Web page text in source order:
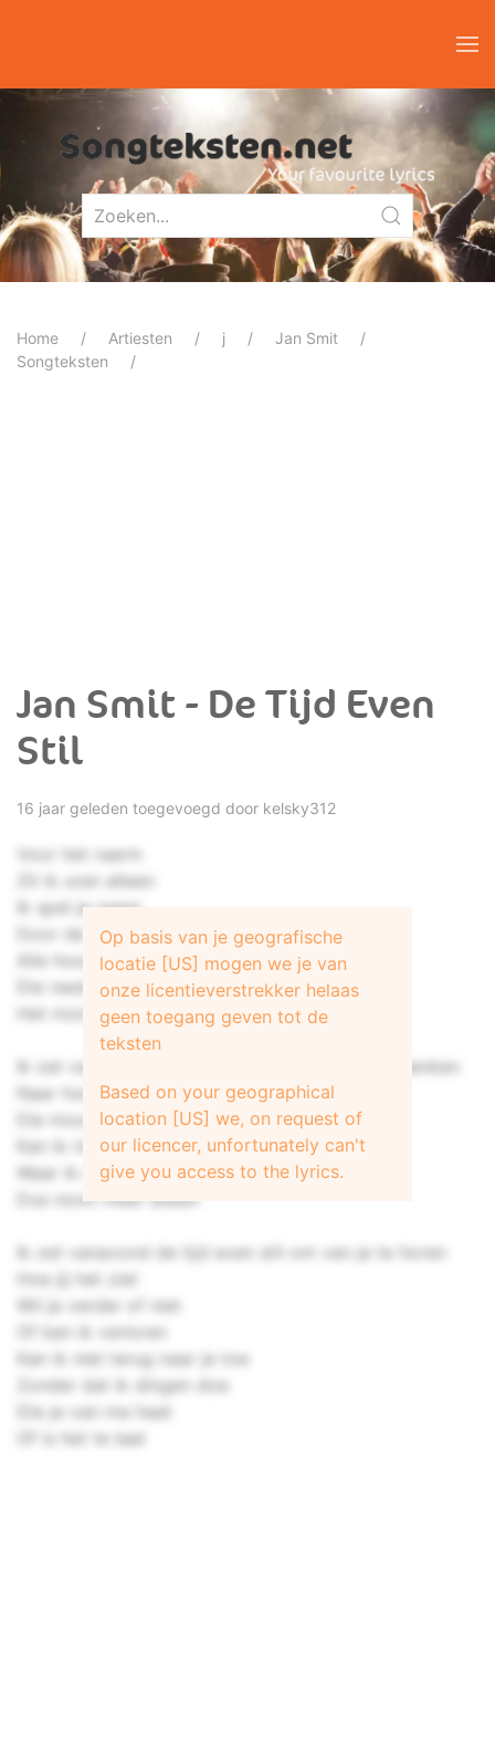
Home Artiesten j
Jan Smit
Songteksten
Jan Smit - De Tijd Even
Stil
16 jaar geleden toegevoegd door kelsky312
Voor het raarm
Zit ik uren alleen
Ik spel je naam
Door de buien heen
Alle hoop in mij
Die reeds vervlogen is
Het moment dat ik jou hier zo mis
Ik zet vanavond de tijd even stil om aan je te denken
Naar hoe je lacht elke dag elke nacht
Die mooie momenten
Kan ik niet terug naar de tijd
Waar ik een leven lijd met je om me heen
Dus nooit meer alleen
Ik zet vanavond de tijd even stil om van je te horen
Hoe jij het ziet
Wil je verder of niet
Of ben ik verloren
Kan ik niet terug naar je toe
Zonder dat ik dingen doe
Die je van me haat
Of is het te laat
Op basis van je geografische
locatie [US] mogen we je van
onze licentieverstrekker helaas
geen toegang geven tot de
teksten
Based on your geographical
location [US] we, on request of
our licencer, unfortunately can't
give you access to the lyrics.